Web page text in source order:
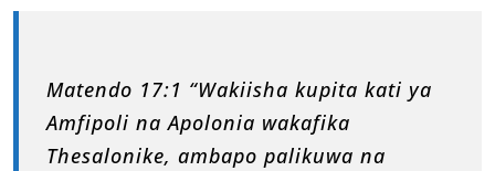
Matendo 17:1 “Wakiisha kupita kati ya
Amfipoli na Apolonia wakafika
Thesalonike, ambapo palikuwa na